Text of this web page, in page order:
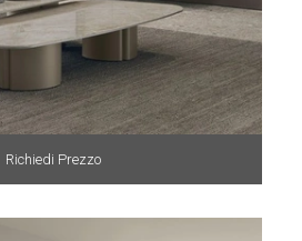
Richiedi Prezzo